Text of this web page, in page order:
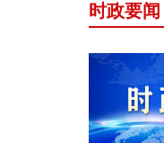
时政要闻